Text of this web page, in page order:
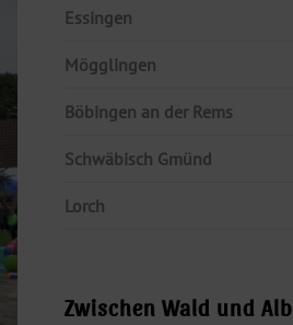
Essingen
Mögglingen
Böbingen an der Rems
Schwäbisch Gmünd
Lorch
Zwischen Wald und Alb